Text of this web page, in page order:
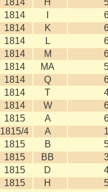
1814 H
1814
1814 K
1814 L
1814 M
1814 MA
1814 Q
1814 T
1814 W
1815 A
1815/4 A
1815 B
1815 BB
1815 D
1815 H